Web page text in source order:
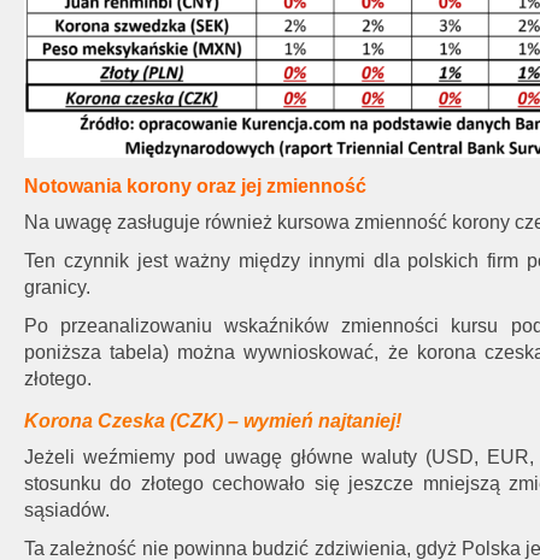
Notowania korony oraz jej zmienność
Na uwagę zasługuje również kursowa zmienność korony
Ten czynnik jest ważny między innymi dla polskich firm
granicy.
Po przeanalizowaniu wskaźników zmienności kursu
poniższa tabela) można wywnioskować, że korona
złotego.
Korona Czeska (CZK) – wymień najtaniej!
Jeżeli weźmiemy pod uwagę główne waluty (USD,
stosunku do złotego cechowało się jeszcze mniejszą
sąsiadów.
Ta zależność nie powinna budzić zdziwienia, gdyż Polska